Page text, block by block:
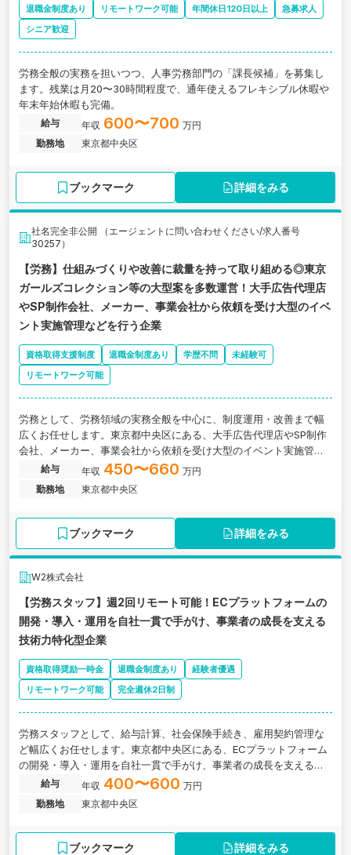
退職金制度あり リモートワーク可能 年間休日120日以上
急募求人
シニア歓迎
労務全般の実務を担いつつ、人事労務部門の「課長候補」を募集し
ます。残業は月20〜30時間程度で、通年使えるフレキシブル休暇や
年末年始休暇も完備。
給与 年収 600〜700 万円
勤務地
東京都中央区
ブックマーク 詳細をみる
社名完全非公開 （エージェントに問い合わせください/求人番号
30257）
【労務】仕組みづくりや改善に裁量を持って取り組める◎東京
ガールズコレクション等の大型案を多数運営！大手広告代理店
やSP制作会社、メーカー、事業会社から依頼を受け大型のイベ
ント実施管理などを行う企業
資格取得支援制度 退職金制度あり 学歴不問
未経験可
リモートワーク可能
労務として、労務領域の実務全般を中心に、制度運用・改善まで幅
広くお任せします。東京都中央区にある、大手広告代理店やSP制作
会社、メーカー、事業会社から依頼を受け大型のイベント実施管理
など行う成長企業の求人です。
給与 年収 450〜660 万円
勤務地
東京都中央区
ブックマーク 詳細をみる
W2株式会社
【労務スタッフ】週2回リモート可能！ECプラットフォームの
開発・導入・運用を自社一貫で手がけ、事業者の成長を支える
技術力特化型企業
資格取得奨励一時金 退職金制度あり
経験者優遇
リモートワーク可能
完全週休2日制
労務スタッフとして、給与計算、社会保険手続き、雇用契約管理な
ど幅広くお任せします。東京都中央区にある、ECプラットフォーム
の開発・導入・運用を自社一貫で手がけ、事業者の成長を支える技
術力特化型企業です。
給与 年収 400〜600 万円
勤務地
東京都中央区
ブックマーク 詳細をみる